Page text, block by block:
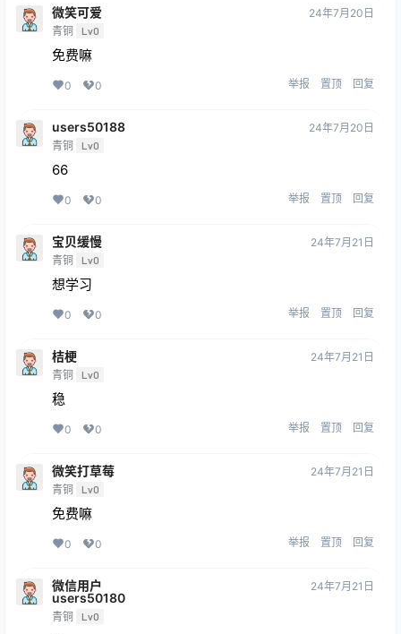
微笑可爱
青铜 Lv0
24年7月20日
免费嘛
0 0 举报 置顶 回复
users50188
青铜 Lv0
24年7月20日
66
0 0 举报 置顶 回复
宝贝缓慢
青铜 Lv0
24年7月21日
想学习
0 0 举报 置顶 回复
桔梗
青铜 Lv0
24年7月21日
稳
0 0 举报 置顶 回复
微笑打草莓
青铜 Lv0
24年7月21日
免费嘛
0 0 举报 置顶 回复
微信用户
users50180
青铜 Lv0
24年7月21日